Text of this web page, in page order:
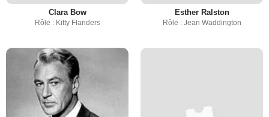
Clara Bow
Rôle : Kitty Flanders
Esther Ralston
Rôle : Jean Waddington